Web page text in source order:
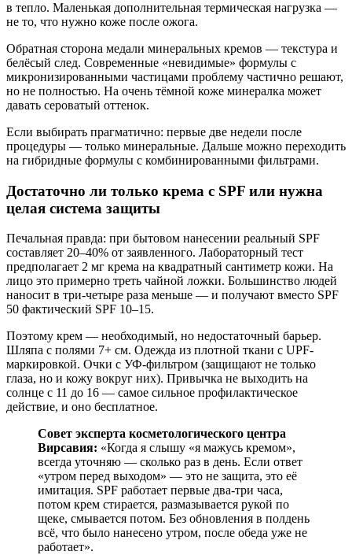
в тепло. Маленькая дополнительная термическая нагрузка —
не то, что нужно коже после ожога.
Обратная сторона медали минеральных кремов — текстура и
белёсый след. Современные «невидимые» формулы с
микронизированными частицами проблему частично решают,
но не полностью. На очень тёмной коже минералка может
давать сероватый оттенок.
Если выбирать прагматично: первые две недели после
процедуры — только минеральные. Дальше можно переходить
на гибридные формулы с комбинированными фильтрами.
Достаточно ли только крема с SPF или нужна
целая система защиты
Печальная правда: при бытовом нанесении реальный SPF
составляет 20–40% от заявленного. Лабораторный тест
предполагает 2 мг крема на квадратный сантиметр кожи. На
лицо это примерно треть чайной ложки. Большинство людей
наносит в три-четыре раза меньше — и получают вместо SPF
50 фактический SPF 10–15.
Поэтому крем — необходимый, но недостаточный барьер.
Шляпа с полями 7+ см. Одежда из плотной ткани с UPF-
маркировкой. Очки с УФ-фильтром (защищают не только
глаза, но и кожу вокруг них). Привычка не выходить на
солнце с 11 до 16 — самое сильное профилактическое
действие, и оно бесплатное.
Совет эксперта косметологического центра
Вирсавия: «Когда я слышу «я мажусь кремом»,
всегда уточняю — сколько раз в день. Если ответ
«утром перед выходом» — это не защита, это её
имитация. SPF работает первые два-три часа,
потом крем стирается, размазывается рукой по
щеке, смывается потом. Без обновления в полдень
всё, что было нанесено утром, после обеда уже не
работает».